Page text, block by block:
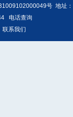
号地址：
电话查询
联系我们